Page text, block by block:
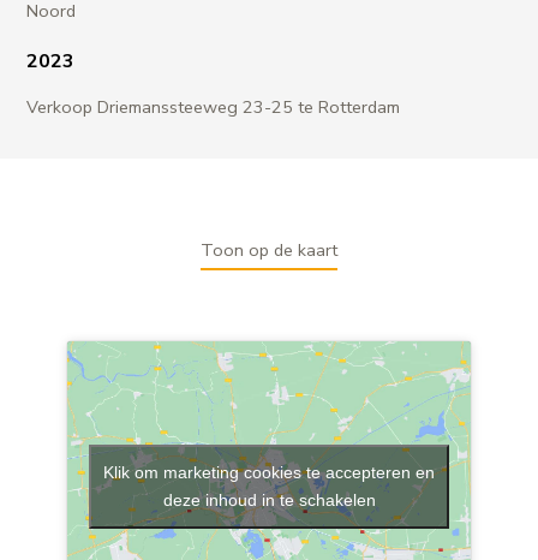
Noord
2023
Verkoop Driemanssteeweg 23-25 te Rotterdam
Toon op de kaart
Klik om marketing cookies te accepteren en
deze inhoud in te schakelen